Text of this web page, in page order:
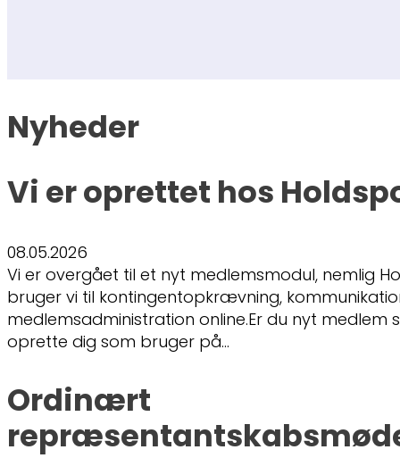
Nyheder
Vi er oprettet hos
08.05.2026
Vi er overgået til et nyt medlemsmodul, nemlig
bruger vi til kontingentopkrævning,
medlemsadministration online.Er du nyt medlem
oprette dig som bruger på…
Ordinært